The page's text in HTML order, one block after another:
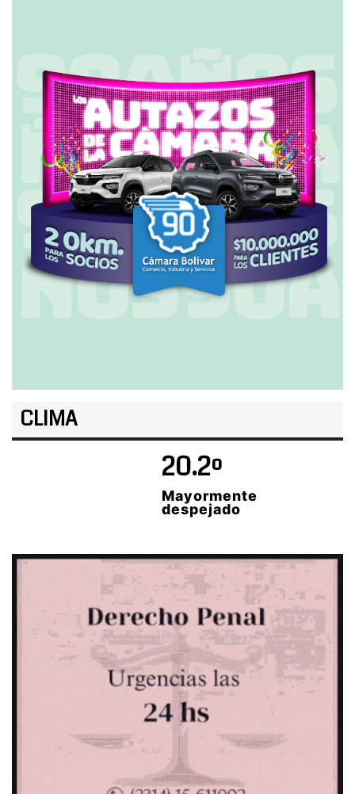
CLIMA
20.2º
Mayormente
despejado